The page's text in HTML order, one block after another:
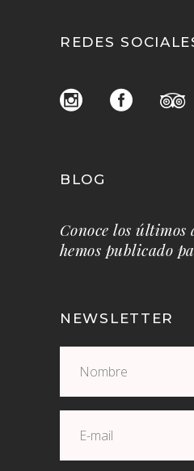
REDES
BLOG
Conoce los
hemos publicado
NEWSLETTER